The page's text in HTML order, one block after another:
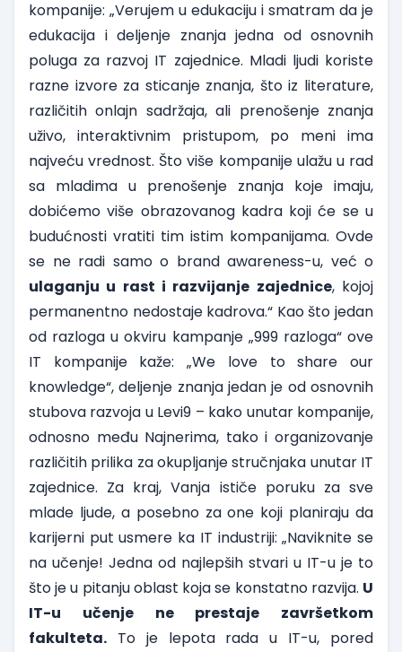
kompanije: „Verujem u edukaciju i smatram da je
edukacija i deljenje znanja jedna od osnovnih
poluga za razvoj IT zajednice. Mladi ljudi koriste
razne izvore za sticanje znanja, što iz literature,
različitih onlajn sadržaja, ali prenošenje znanja
uživo, interaktivnim pristupom, po meni ima
najveću vrednost. Što više kompanije ulažu u rad
sa mladima u prenošenje znanja koje imaju,
dobićemo više obrazovanog kadra koji će se u
budućnosti vratiti tim istim kompanijama. Ovde
se ne radi samo o brand awareness-u, već o
ulaganju u rast i razvijanje zajednice, kojoj
permanentno nedostaje kadrova.“ Kao što jedan
od razloga u okviru kampanje „999 razloga“ ove
IT kompanije kaže: „We love to share our
knowledge“, deljenje znanja jedan je od osnovnih
stubova razvoja u Levi9 – kako unutar kompanije,
odnosno među Najnerima, tako i organizovanje
različitih prilika za okupljanje stručnjaka unutar IT
zajednice. Za kraj, Vanja ističe poruku za sve
mlade ljude, a posebno za one koji planiraju da
karijerni put usmere ka IT industriji: „Naviknite se
na učenje! Jedna od najlepših stvari u IT-u je to
što je u pitanju oblast koja se konstatno razvija. U
IT-u učenje ne prestaje završetkom
fakulteta. To je lepota rada u IT-u, pored